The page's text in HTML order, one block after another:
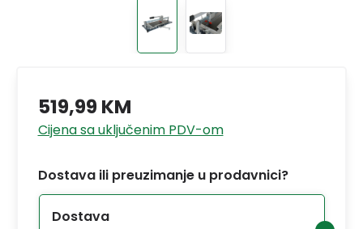
519,99 KM
Cijena sa uključenim PDV-om
Dostava ili preuzimanje u prodavnici?
Dostava